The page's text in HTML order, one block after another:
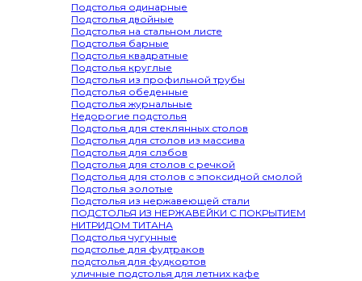
Подстолья одинарные
Подстолья двойные
Подстолья на стальном листе
Подстолья барные
Подстолья квадратные
Подстолья круглые
Подстолья из профильной трубы
Подстолья обеденные
Подстолья журнальные
Недорогие подстолья
Подстолья для стеклянных столов
Подстолья для столов из массива
Подстолья для слэбов
Подстолья для столов с речкой
Подстолья для столов с эпоксидной смолой
Подстолья золотые
Подстолья из нержавеющей стали
ПОДСТОЛЬЯ ИЗ НЕРЖАВЕЙКИ С ПОКРЫТИЕМ
НИТРИДОМ ТИТАНА
Подстолья чугунные
подстолье для фудтраков
подстолья для фудкортов
уличные подстолья для летних кафе